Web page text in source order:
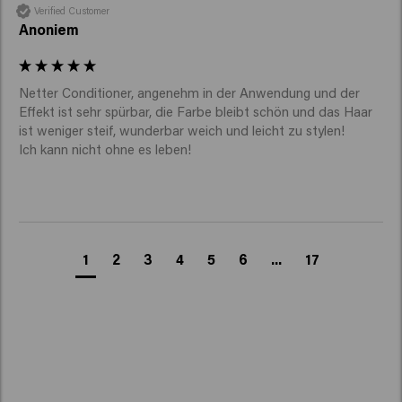
und spülen Sie es gründlich aus.
Kann ich die Silberspülung auch auf
trockenem Haar anwenden?
Nein, die Silberspülung sollte auf gewaschenem,
feuchtem Haar angewendet werden. So können sich die
pflegenden Inhaltsstoffe und violetten Pigmente
besser im Haar verteilen.
Verified Customer
Anoniem
Netter Conditioner, angenehm in der Anwendung und der
Effekt ist sehr spürbar, die Farbe bleibt schön und das Haar
ist weniger steif, wunderbar weich und leicht zu stylen!
1 2 3 4 5 6 ... 17